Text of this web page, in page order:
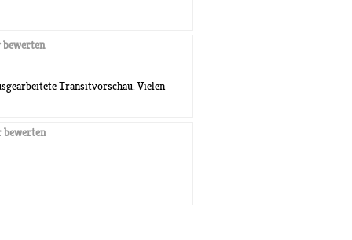
Transitvorschau. Vielen
bewerten